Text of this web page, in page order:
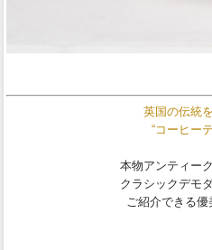
英国の伝統
“コーヒー
本物アンティー
クラシックデモ
ご紹介できる